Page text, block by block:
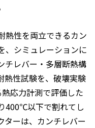
熱性を両立できるカン
、シミュレーションに
チレバー・多層断熱構
熱性試験を、破壊実験
応力計測で評価した
400℃以下で割れてし
ターは、カンチレバー